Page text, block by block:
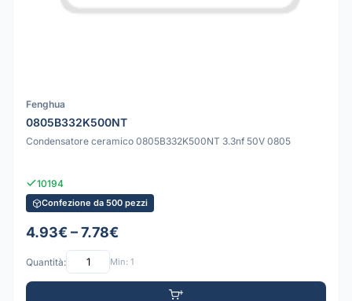
Fenghua
0805B332K500NT
Condensatore ceramico 0805B332K500NT 3.3nf 50V 0805
10194
Confezione da 500 pezzi
4.93€ – 7.78€
Quantità: Min: 1